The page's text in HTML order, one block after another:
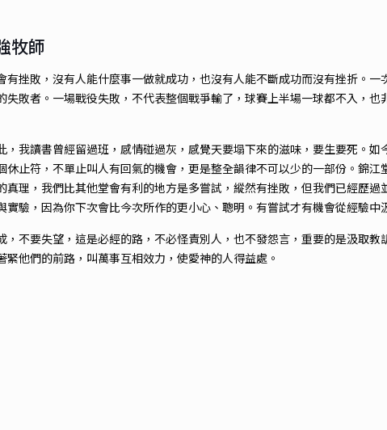
牧師
有挫敗，沒有人能什麼事一做就成功，也沒有人能不斷成功而沒有挫折。
失敗者。一場戰役失敗，不代表整個戰爭輸了，球賽上半場一球都不入，
，我讀書曾經留過班，感情碰過灰，感覺天要塌下來的滋味，要生要死。
休止符，不單止叫人有回氣的機會，更是整全韻律不可以少的一部份。錦
真理，我們比其他堂會有利的地方是多嘗試，縱然有挫敗，但我們已經歷
實驗，因為你下次會比今次所作的更小心、聰明。有嘗試才有機會從經驗中
，不要失望，這是必經的路，不必怪責別人，也不發怨言，重要的是汲取
緊他們的前路，叫萬事互相效力，使愛神的人得益處。